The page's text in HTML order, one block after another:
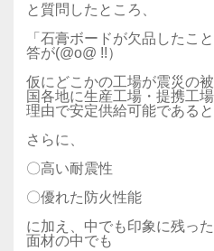
と質問したところ、
「石膏ボードが欠品したこ
答が(@o@ !!）
仮にどこかの工場が震災の
国各地に生産工場・提携工
理由で安定供給可能である
さらに、
〇高い耐震性
〇優れた防火性能
に加え、中でも印象に残っ
面材の中でも